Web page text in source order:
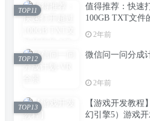
值得推荐：快速
100GB TXT文件
2年前
TOP11
微信问一问分成
2年前
TOP12
【游戏开发教程
幻引擎5）游戏
TOP13